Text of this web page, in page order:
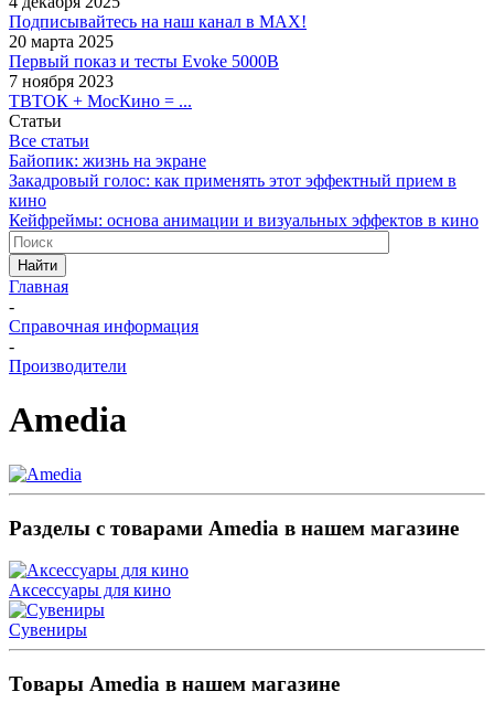
Подписывайтесь на наш канал в MAX!
20 марта 2025
Первый показ и тесты Evoke 5000B
7 ноября 2023
ТВТОК + МосКино = ...
Статьи
Все статьи
Байопик: жизнь на экране
Закадровый голос: как применять этот эффектный прием в
кино
Кейфреймы: основа анимации и визуальных эффектов в кино
Найти
Главная
-
Справочная информация
-
Производители
Amedia
Разделы с товарами Amedia в нашем магазине
Аксессуары для кино
Сувениры
Товары Amedia в нашем магазине